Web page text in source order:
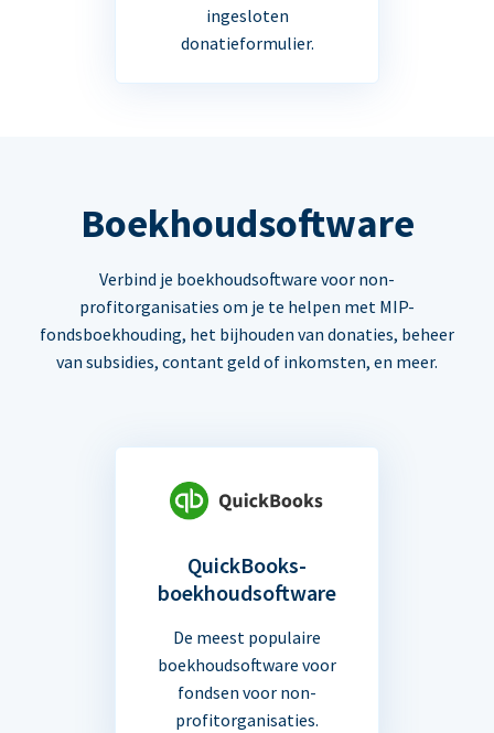
ingesloten
donatieformulier.
Boekhoudsoftware
Verbind je boekhoudsoftware voor non-
profitorganisaties om je te helpen met MIP-
fondsboekhouding, het bijhouden van donaties, beheer
van subsidies, contant geld of inkomsten, en meer.
QuickBooks-
boekhoudsoftware
De meest populaire
boekhoudsoftware voor
fondsen voor non-
profitorganisaties.